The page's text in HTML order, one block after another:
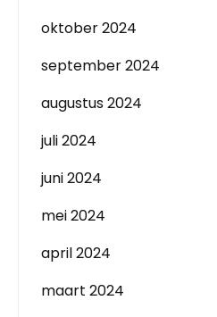
oktober 2024
september 2024
augustus 2024
juli 2024
juni 2024
mei 2024
april 2024
maart 2024